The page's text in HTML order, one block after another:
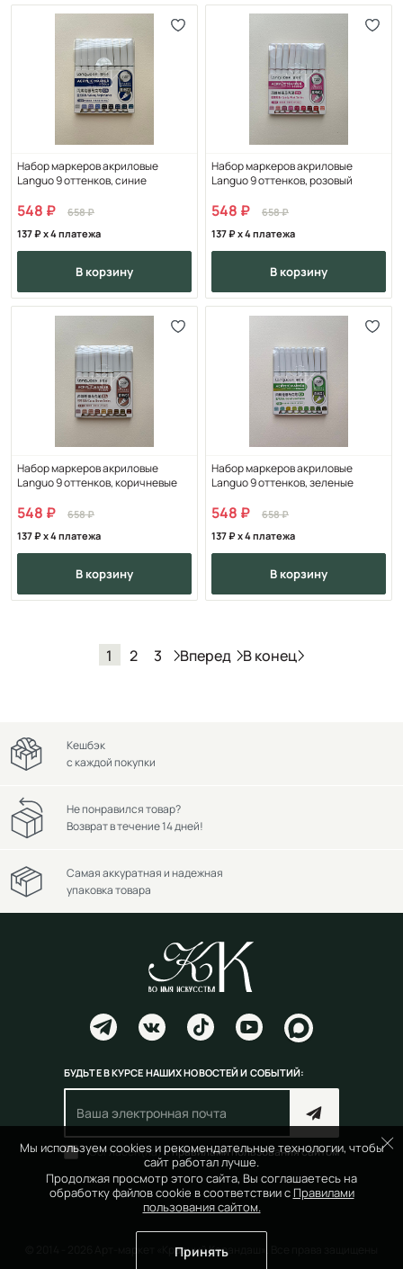
Набор маркеров акриловые
Languo 9 оттенков, синие
548
658
137
x 4 платежа
в корзину
Набор маркеров акриловые
Languo 9 оттенков, розовый
548
658
137
x 4 платежа
в корзину
Набор маркеров акриловые
Languo 9 оттенков, коричневые
548
658
137
x 4 платежа
в корзину
Набор маркеров акриловые
Languo 9 оттенков, зеленые
548
658
137
x 4 платежа
в корзину
1 2 3 Вперед В конец
Мы используем cookies и рекомендательные технологии, чтобы
сайт работал лучше.
Продолжая просмотр этого сайта, Вы соглашаетесь на
обработку файлов cookie в соответствии с Правилами
пользования сайтом.
Принять
Кешбэк
с каждой покупки
Не понравился товар?
Возврат в течение 14 дней!
Самая аккуратная и надежная
упаковка товара
БУДЬТЕ В КУРСЕ НАШИХ НОВОСТЕЙ И СОБЫТИЙ:
Согласен(на) справилами пользования сайтом
© 2014 - 2026 Арт-маркет «Красный Карандаш». Все права защищены